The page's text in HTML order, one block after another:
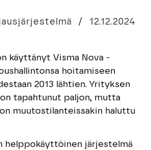
/ 12.12.2024
käyttänyt Visma Nova -
hoitamiseen
2013 lähtien. Yrityksen
tapahtunut paljon, mutta
muutostilanteissakin haluttu
helppokäyttöinen järjestelmä